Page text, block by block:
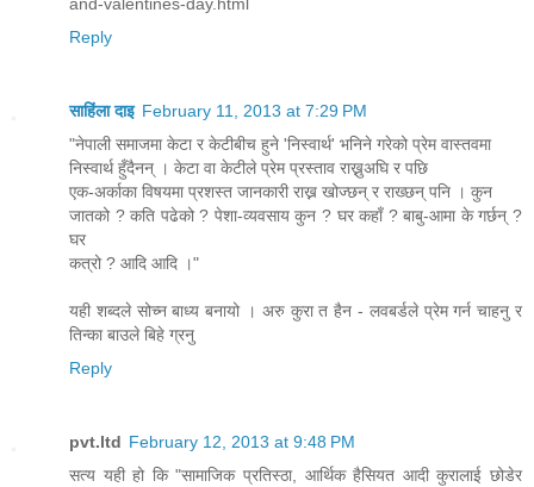
Reply
साहिंला दाइ February 11, 2013 at 7:29 PM
"नेपाली समाजमा केटा र केटीबीच हुने 'निस्वार्थ' भनिने गरेको प्रेम वास्तवमा
निस्वार्थ हुँदैनन् । केटा वा केटीले प्रेम प्रस्ताव राख्नुअघि र पछि
एक-अर्काका विषयमा प्रशस्त जानकारी राख्न खोज्छन् र राख्छन् पनि । कुन
जातको ? कति पढेको ? पेशा-व्यवसाय कुन ? घर कहाँ ? बाबु-आमा के गर्छन् ?
घर
कत्रो ? आदि आदि ।"
यही शब्दले सोच्न बाध्य बनायो । अरु कुरा त हैन - लवबर्डले प्रेम गर्न चाहनु र
तिन्का बाउले बिहे ग्रनु
Reply
pvt.ltd February 12, 2013 at 9:48 PM
सत्य यही हो कि "सामाजिक प्रतिस्ठा, आर्थिक हैसियत आदी कुरालाई छोडेर